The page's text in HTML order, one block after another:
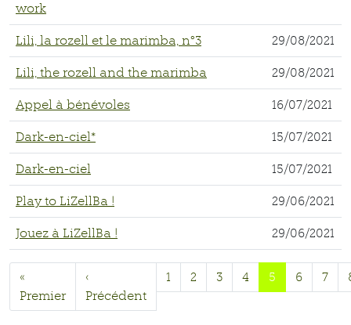
work
Lili, la rozell et le marimba, n°3 29/08/2021
Lili, the rozell and the marimba 29/08/2021
Appel à bénévoles 16/07/2021
Dark-en-ciel* 15/07/2021
Dark-en-ciel 15/07/2021
Play to LiZellBa ! 29/06/2021
Jouez à LiZellBa ! 29/06/2021
«
Premier
‹
Précédent
1 2 3 4 5 6 7